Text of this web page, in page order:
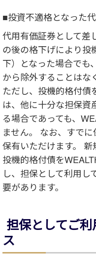
■投資不適格となった
代用有価証券として差
の後の格下げにより投
下）となった場合でも
から除外することはな
ただし、投機的格付債
は、他に十分な担保資
る場合であっても、
ません。 なお、すで
保有いただけます。 新
投機的格付債を
し、担保として利用し
要があります。
担保としてご
ス